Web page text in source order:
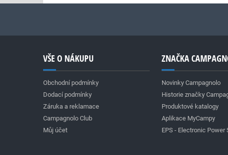
VŠE O NÁKUPU
Obchodní podmínky
Dodací podmínky
Záruka a reklamace
Campagnolo Club
Můj účet
ZNAČKA
Novinky Campagnolo
Historie značky
Produktové katalogy
Aplikace MyCampy
EPS - Electronic Power